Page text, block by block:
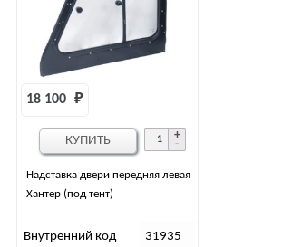
Надставка двери передняя левая
Хантер (под тент)
18 100 ₽
Внутренний код 31935
КУПИТЬ